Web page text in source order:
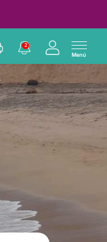
2
Menú